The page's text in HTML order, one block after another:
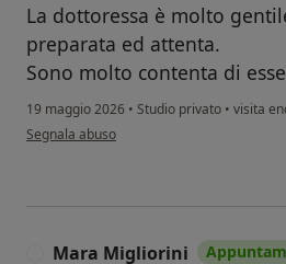
La dottoressa è molto
preparata ed attenta.
Sono molto contenta di
19 maggio 2026 • Studio privato • visita
secondo l'opinione dell'utente D.M.
Segnala abuso
Mara Migliorini